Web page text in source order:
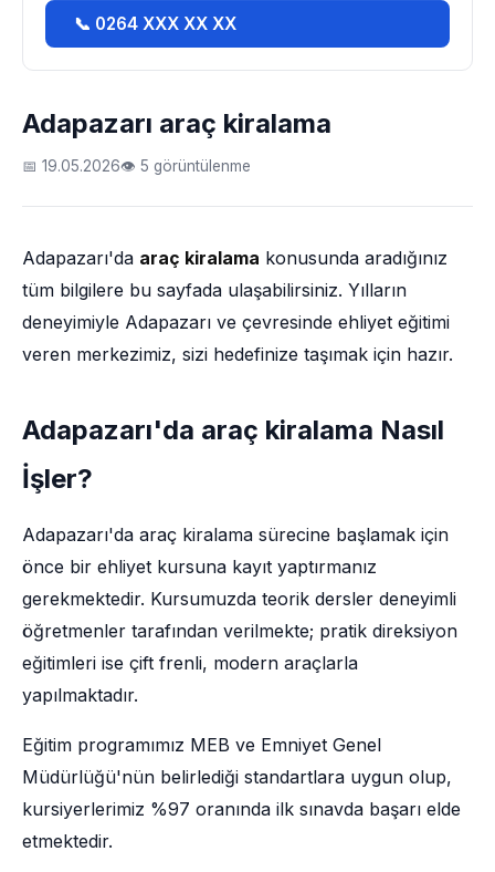
Adapazarı araç kiralama
📅 19.05.2026👁 5 görüntülenme
Adapazarı'da araç kiralama konusunda aradığınız
tüm bilgilere bu sayfada ulaşabilirsiniz. Yılların
deneyimiyle Adapazarı ve çevresinde ehliyet eğitimi
veren merkezimiz, sizi hedefinize taşımak için hazır.
Adapazarı'da araç kiralama Nasıl
İşler?
Adapazarı'da araç kiralama sürecine başlamak için
önce bir ehliyet kursuna kayıt yaptırmanız
gerekmektedir. Kursumuzda teorik dersler deneyimli
öğretmenler tarafından verilmekte; pratik direksiyon
eğitimleri ise çift frenli, modern araçlarla
yapılmaktadır.
Eğitim programımız MEB ve Emniyet Genel
Müdürlüğü'nün belirlediği standartlara uygun olup,
kursiyerlerimiz %97 oranında ilk sınavda başarı elde
etmektedir.
📞 0264 XXX XX XX